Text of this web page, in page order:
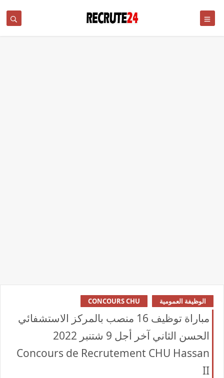
الوظيفة العمومية CONCOURS CHU
مباراة توظيف 16 منصب بالمركز الاستشفائي
الحسن الثاني آخر أجل 9 شتنبر 2022
Concours de Recrutement CHU Hassan
II